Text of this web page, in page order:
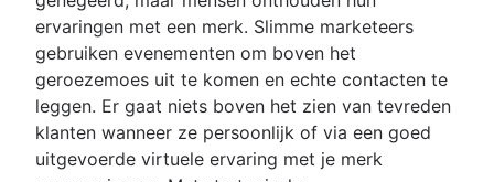
Modellen
Co-leiderschap
Sociaal bedrijfsnetwerk
Hoe je de voortgang van een project bijhoudt
Project initiation
What is project initiation?
Vergadering voor projectkick-off
Projectdoelstellingen
Project milestones
Doelen stellen
Overzicht
Een visie en missie creëren
Soorten doelen
Rollen en verantwoordelijkheden
Projectrollen
Projectplanning
ervaringen met een merk. Slimme marketeers
gebruiken evenementen om boven het
geroezemoes uit te komen en echte contacten te
leggen. Er gaat niets boven het zien van tevreden
klanten wanneer ze persoonlijk of via een goed
uitgevoerde virtuele ervaring met je merk